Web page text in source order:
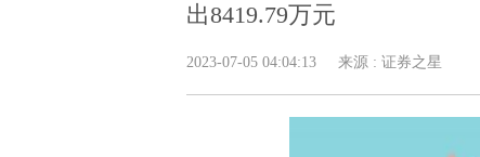
出8419.79万元
2023-07-05 04:04:13 来源 : 证券之星